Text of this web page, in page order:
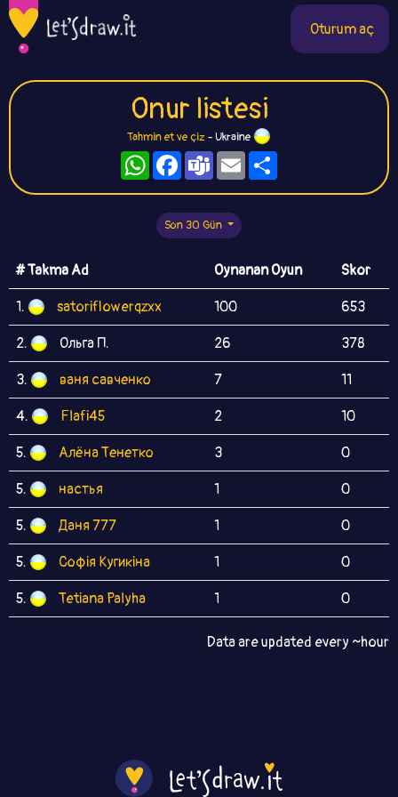
Oturum aç
Onur listesi
Tahmin et ve çiz- Ukraine
WhatsAppFacebook
TeamsEmail
Son 30 Gün
# Takma Ad Oynanan Oyun Skor
1. satoriflowerqzxx 100 653
2. Ольга П. 26 378
3. ваня савченко 7 11
4. Flafi45 2 10
5. Алёна Тенетко 3 0
5. настья 1 0
5. Даня 777 1 0
5. Софія Кугикіна 1 0
5. Tetiana Palyha 1 0
Data are updated every ~hour